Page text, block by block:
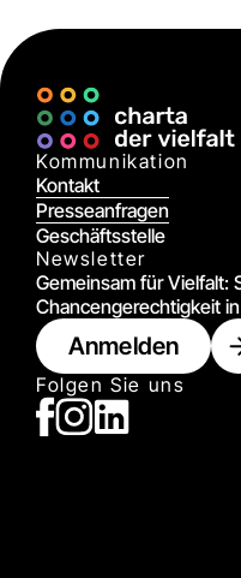
Kommunikation
Kontakt
Presseanfragen
Geschäftsstelle
Newsletter
Gemeinsam für Vielfalt:
Chancengerechtigkeit
Anmelden
Folgen Sie uns